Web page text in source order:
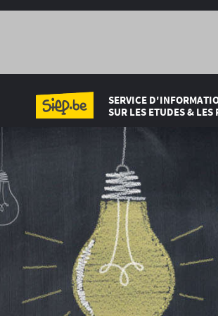
SERVICE
SUR LES ETUDES & LES